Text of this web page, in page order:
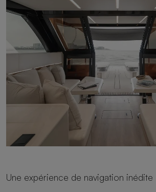
Une expérience de navigation inédite